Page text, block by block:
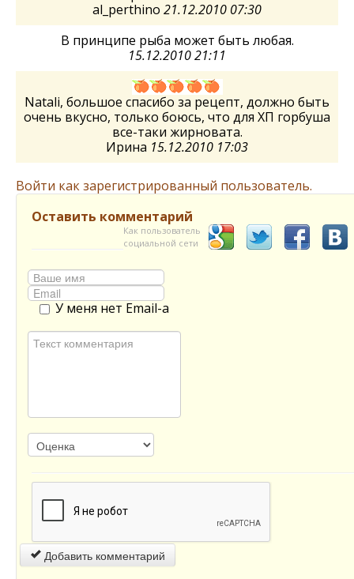
al_perthino 21.12.2010 07:30
В принципе рыба может быть любая.
15.12.2010 21:11
Natali, большое спасибо за рецепт, должно быть
очень вкусно, только боюсь, что для ХП горбуша
все-таки жирновата.
Ирина 15.12.2010 17:03
Войти как зарегистрированный пользователь.
Оставить комментарий
Как пользователь
социальной сети
У меня нет Email-а
Добавить комментарий